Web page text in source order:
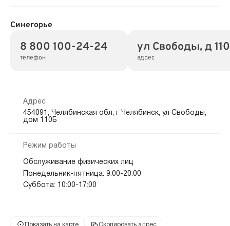
Синегорье
8 800 100-24-24
телефон
ул Свободы, д
адрес
Адрес
454091, Челябинская обл, г Челябинск, ул Свободы,
дом 110Б
Режим работы
Обслуживание физических лиц
Понедельник-пятница: 9:00-20:00
Суббота: 10:00-17:00
Показать на карте Скопировать адрес